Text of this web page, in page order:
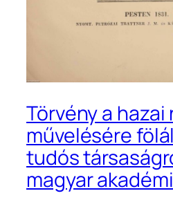
Törvény a hazai
művelésére
tudós
magyar